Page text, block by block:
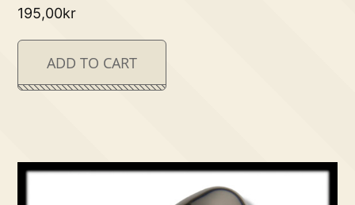
195,00kr
ADD TO CART